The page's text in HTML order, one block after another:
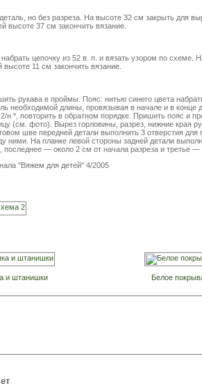
но без разреза. На высоте 32 см закрыть для
высоте 37 см закончить вязание.
цепочку из 52 в. п. и вязать узором по схеме.
11 см закончить вязание.
рукава в проймы. Пояс: нитью синего цвета
необходимой длины, провязывая в начале и в конце
2/н *, повторить в обратном порядке. Пришить пояс и
(см. фото). Вырез горловины, разрез, нижние края
шве передней детали выполнить 3 отверстия для
ними. На планке левой стороны задней детали
последнее — около 2 см от начала разреза и третье
"Вяжем для детей" 4/2005
и штанишки Белое